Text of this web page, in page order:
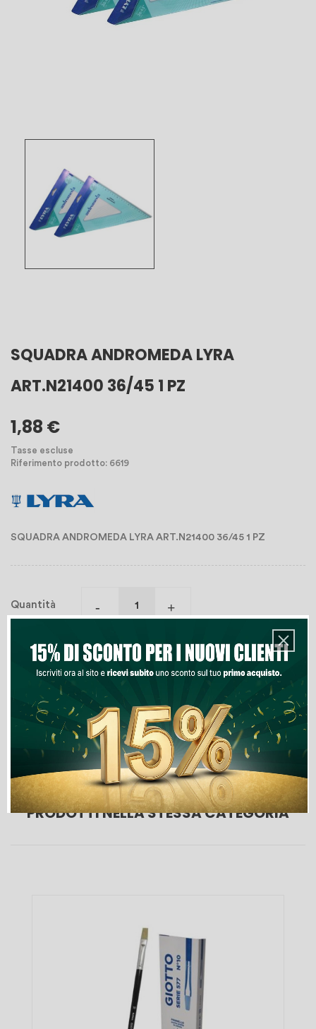
SQUADRA ANDROMEDA LYRA
ART.N21400 36/45 1 PZ
1,88 €
Tasse escluse
Riferimento prodotto: 6619
SQUADRA ANDROMEDA LYRA ART.N21400 36/45 1 PZ
Quantità
Aggiungi Al Carrello
Lista Dei Desideri
PRODOTTI NELLA STESSA CATEGORIA